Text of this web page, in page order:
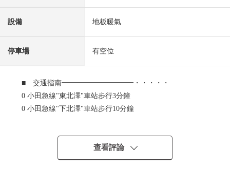
設備 地板暖氣
停車場 有空位
■ 交通指南━━━━━━━━━━・・・・・
0 小田急線"東北澤"車站步行3分鐘
0 小田急線"下北澤"車站步行10分鐘
0 可2線路3車站利用
■ 推薦重點━━━━━━━━━━・・・・・
查看評論